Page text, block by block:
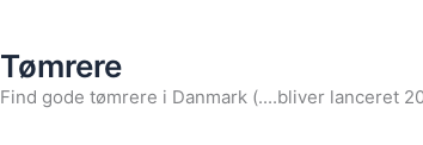
Tømrere
Find gode tømrere i Danmark (....bliver lanceret